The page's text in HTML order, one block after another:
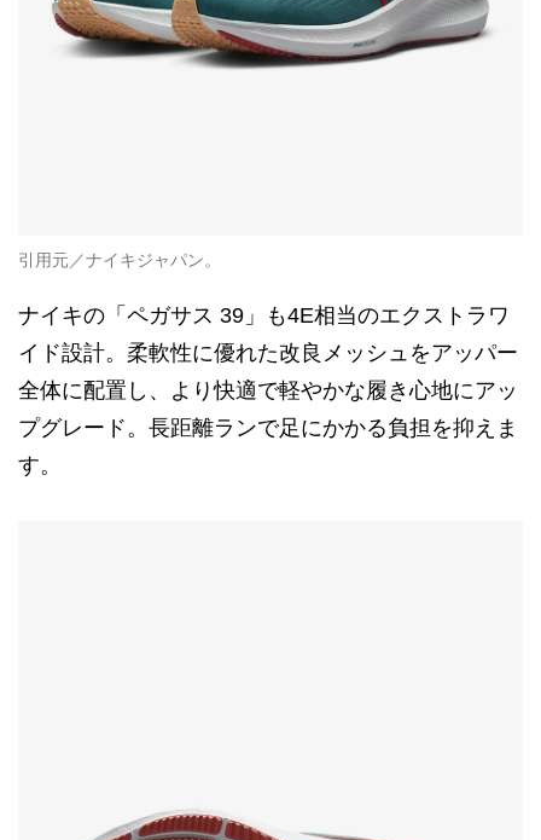
引用元／ナイキジャパン。
ナイキの「ペガサス 39」も4E相当のエクストラワ
イド設計。柔軟性に優れた改良メッシュをアッパー
全体に配置し、より快適で軽やかな履き心地にアッ
プグレード。長距離ランで足にかかる負担を抑えま
す。